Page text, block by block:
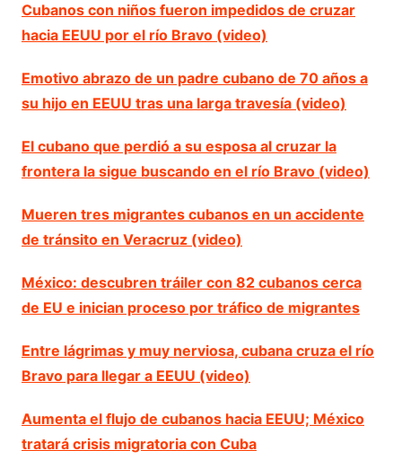
Cubanos con niños fueron impedidos de cruzar
hacia EEUU por el río Bravo (video)
Emotivo abrazo de un padre cubano de 70 años a
su hijo en EEUU tras una larga travesía (video)
El cubano que perdió a su esposa al cruzar la
frontera la sigue buscando en el río Bravo (video)
Mueren tres migrantes cubanos en un accidente
de tránsito en Veracruz (video)
México: descubren tráiler con 82 cubanos cerca
de EU e inician proceso por tráfico de migrantes
Entre lágrimas y muy nerviosa, cubana cruza el río
Bravo para llegar a EEUU (video)
Aumenta el flujo de cubanos hacia EEUU; México
tratará crisis migratoria con Cuba